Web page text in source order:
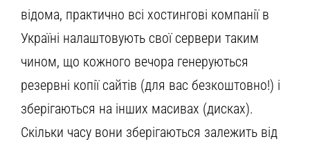
відома, практично всі хостингові компанії в
Україні налаштовують свої сервери таким
чином, що кожного вечора генеруються
резервні копії сайтів (для вас безкоштовно!) і
зберігаються на інших масивах (дисках).
Скільки часу вони зберігаються залежить від